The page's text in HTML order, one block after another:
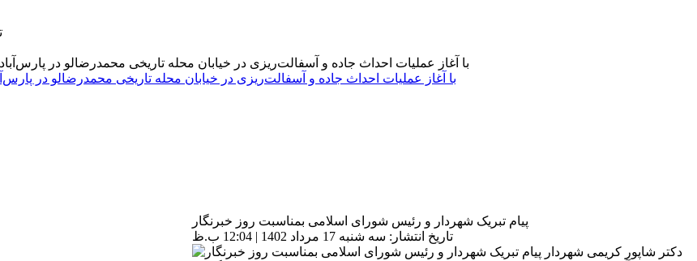
با آغاز عملیات احداث جاده و آسفالت‌ریزی در خیابان محله تاریخی محمدرضالو در
پیام تبریک شهردار و رئیس شورای اسلامی بمناسبت روز خبرنگار
تاریخ انتشار: سه شنبه 17 مرداد 1402 | 12:04 ب.ظ